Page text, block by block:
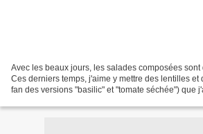
Avec les beaux jours, les salades composées sont
Ces derniers temps, j'aime y mettre des lentilles et
fan des versions "basilic" et "tomate séchée") que